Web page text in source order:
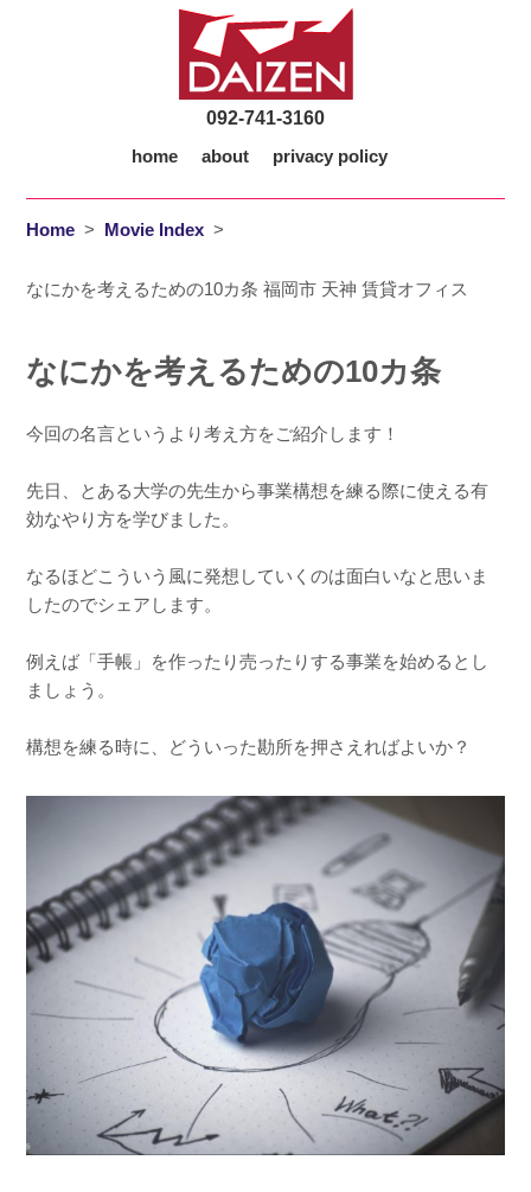
092-741-3160
home
about privacy policy
Home > Movie Index >
なにかを考えるための10カ条 福岡市 天神 賃貸オフィス
なにかを考えるための10カ条
今回の名言というより考え方をご紹介します！
先日、とある大学の先生から事業構想を練る際に使える有
効なやり方を学びました。
なるほどこういう風に発想していくのは面白いなと思いま
したのでシェアします。
例えば「手帳」を作ったり売ったりする事業を始めるとし
ましょう。
構想を練る時に、どういった勘所を押さえればよいか？